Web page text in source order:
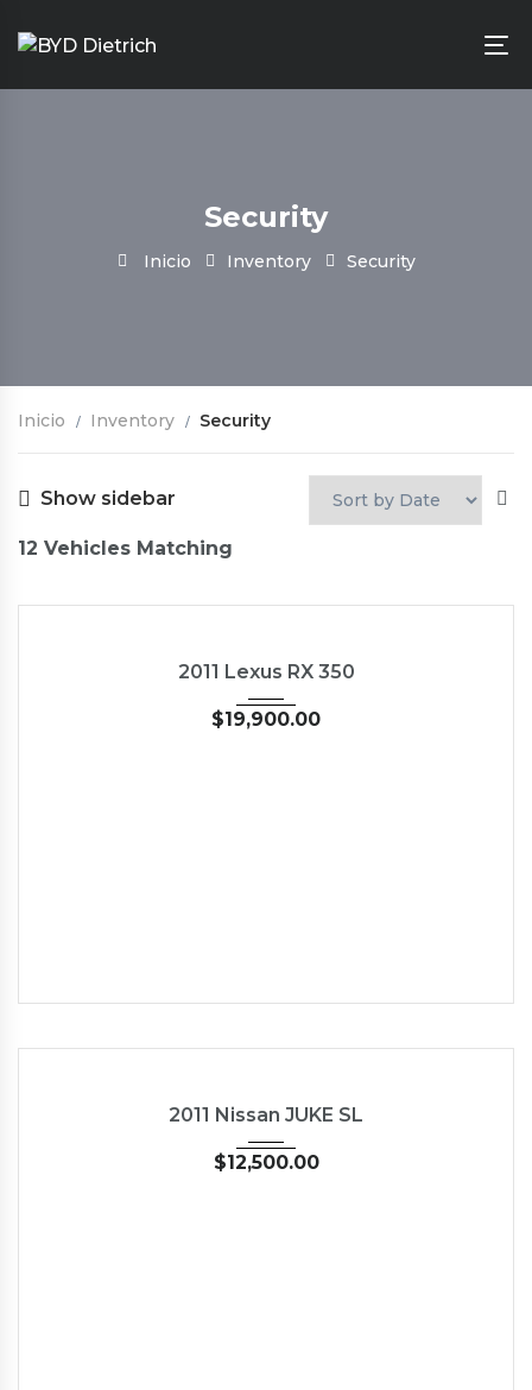
Security
Inicio Inventory Security
Inicio Inventory Security
Show sidebar
12 Vehicles Matching
2011 Lexus RX 350
$19,900.00
2011 Nissan JUKE SL
$12,500.00